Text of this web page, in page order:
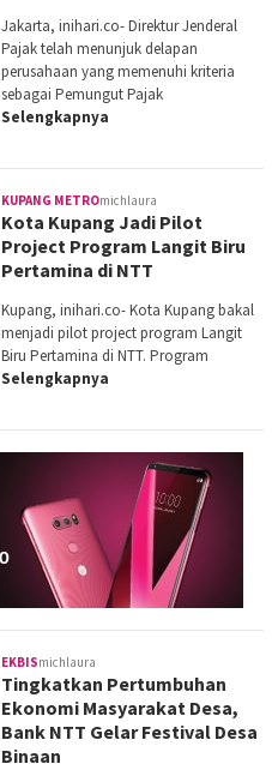
Jakarta, inihari.co- Direktur Jenderal
Pajak telah menunjuk delapan
perusahaan yang memenuhi kriteria
sebagai Pemungut Pajak
Selengkapnya
KUPANG METROmichlaura
Kota Kupang Jadi Pilot
Project Program Langit Biru
Pertamina di NTT
Kupang, inihari.co- Kota Kupang bakal
menjadi pilot project program Langit
Biru Pertamina di NTT. Program
Selengkapnya
EKBISmichlaura
Tingkatkan Pertumbuhan
Ekonomi Masyarakat Desa,
Bank NTT Gelar Festival Desa
Binaan